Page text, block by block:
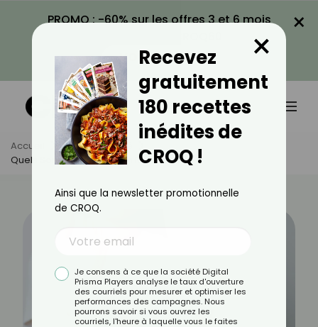
PROMO : -60% sur les offres 3 et 6 mois
VOIR LA PROMO
×
Accueil Actus
Santé
Quels Sont Les Signes D'un Rhumatisme ?
Recevez
gratuitement
180 recettes
inédites de
CROQ !
×
Ainsi que la newsletter promotionnelle
de CROQ.
Je consens à ce que la société Digital
Prisma Players analyse le taux d'ouverture
des courriels pour mesurer et optimiser les
performances des campagnes. Nous
pourrons savoir si vous ouvrez les
courriels, l'heure à laquelle vous le faites